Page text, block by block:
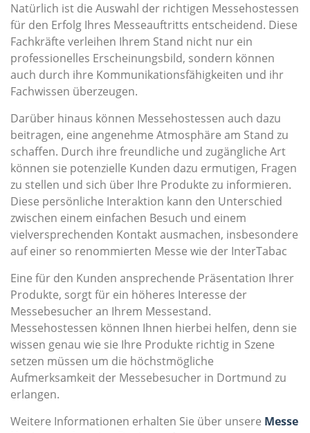
Natürlich ist die Auswahl der richtigen Messehostessen
für den Erfolg Ihres Messeauftritts entscheidend. Diese
Fachkräfte verleihen Ihrem Stand nicht nur ein
professionelles Erscheinungsbild, sondern können
auch durch ihre Kommunikationsfähigkeiten und ihr
Fachwissen überzeugen.
Darüber hinaus können Messehostessen auch dazu
beitragen, eine angenehme Atmosphäre am Stand zu
schaffen. Durch ihre freundliche und zugängliche Art
können sie potenzielle Kunden dazu ermutigen, Fragen
zu stellen und sich über Ihre Produkte zu informieren.
Diese persönliche Interaktion kann den Unterschied
zwischen einem einfachen Besuch und einem
vielversprechenden Kontakt ausmachen, insbesondere
auf einer so renommierten Messe wie der InterTabac
Eine für den Kunden ansprechende Präsentation Ihrer
Produkte, sorgt für ein höheres Interesse der
Messebesucher an Ihrem Messestand.
Messehostessen können Ihnen hierbei helfen, denn sie
wissen genau wie sie Ihre Produkte richtig in Szene
setzen müssen um die höchstmögliche
Aufmerksamkeit der Messebesucher in Dortmund zu
erlangen.
Weitere Informationen erhalten Sie über unsere Messe